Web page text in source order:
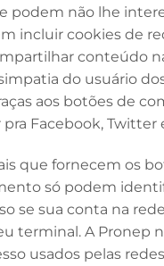
podem não lhe
incluir cookies de
conteúdo
do usuário
aos botões de
Facebook, Twitter
que fornecem os
só podem
se sua conta na
terminal. A Pronep
usados pelas